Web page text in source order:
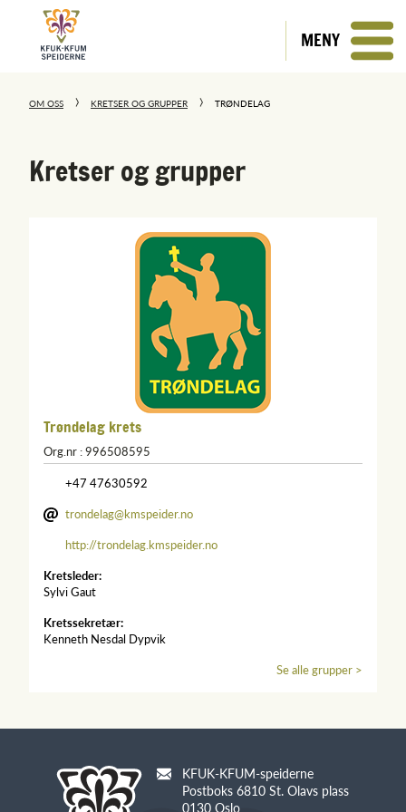
MENY
OM OSS KRETSER OG GRUPPER TRØNDELAG
Kretser og grupper
Trøndelag krets
Org.nr : 996508595
+47 47630592
trondelag@kmspeider.no
http://trondelag.kmspeider.no
Kretsleder:
Sylvi Gaut
Kretssekretær:
Kenneth Nesdal Dypvik
Se alle grupper >
KFUK-KFUM-speiderne
Postboks 6810 St. Olavs plass
0130 Oslo